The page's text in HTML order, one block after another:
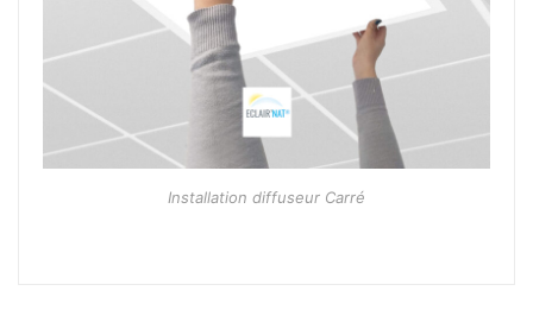
Installation diffuseur Carré